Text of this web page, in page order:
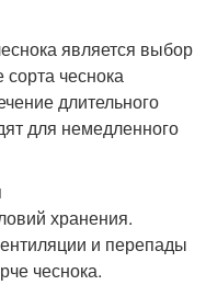
является выбор
чеснока
длительного
для немедленного
хранения.
и перепады
чеснока.